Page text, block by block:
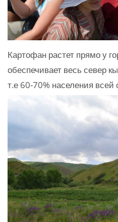
Картофан растет прямо у
обеспечивает весь север
т.е 60-70% населения всей